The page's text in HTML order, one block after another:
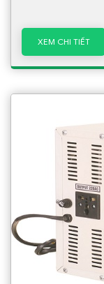
XEM CHI TIẾT